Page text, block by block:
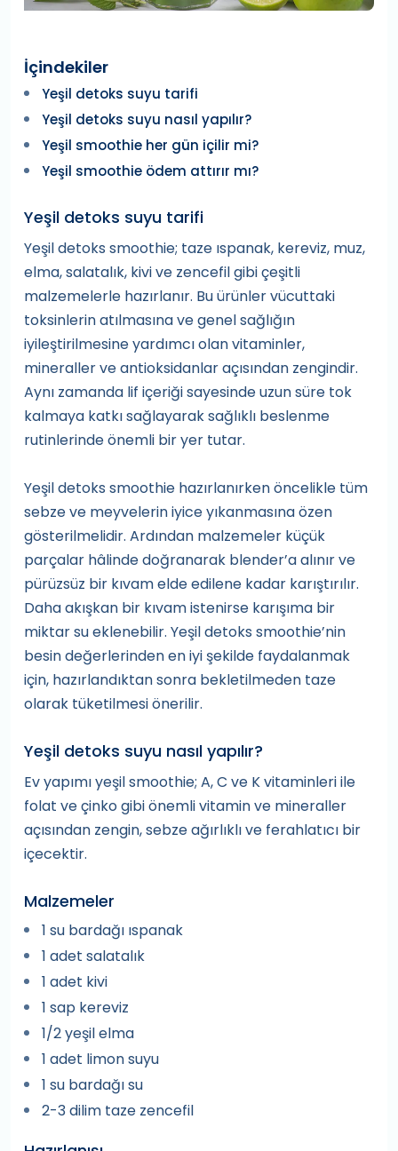
İçindekiler
Yeşil detoks suyu tarifi
Yeşil detoks suyu nasıl yapılır?
Yeşil smoothie her gün içilir mi?
Yeşil smoothie ödem attırır mı?
Yeşil detoks suyu tarifi
Yeşil detoks smoothie; taze ıspanak, kereviz, muz,
elma, salatalık, kivi ve zencefil gibi çeşitli
malzemelerle hazırlanır. Bu ürünler vücuttaki
toksinlerin atılmasına ve genel sağlığın
iyileştirilmesine yardımcı olan vitaminler,
mineraller ve antioksidanlar açısından zengindir.
Aynı zamanda lif içeriği sayesinde uzun süre tok
kalmaya katkı sağlayarak sağlıklı beslenme
rutinlerinde önemli bir yer tutar.
Yeşil detoks smoothie hazırlanırken öncelikle tüm
sebze ve meyvelerin iyice yıkanmasına özen
gösterilmelidir. Ardından malzemeler küçük
parçalar hâlinde doğranarak blender’a alınır ve
pürüzsüz bir kıvam elde edilene kadar karıştırılır.
Daha akışkan bir kıvam istenirse karışıma bir
miktar su eklenebilir. Yeşil detoks smoothie’nin
besin değerlerinden en iyi şekilde faydalanmak
için, hazırlandıktan sonra bekletilmeden taze
olarak tüketilmesi önerilir.
Yeşil detoks suyu nasıl yapılır?
Ev yapımı yeşil smoothie; A, C ve K vitaminleri ile
folat ve çinko gibi önemli vitamin ve mineraller
açısından zengin, sebze ağırlıklı ve ferahlatıcı bir
içecektir.
Malzemeler
1 su bardağı ıspanak
1 adet salatalık
1 adet kivi
1 sap kereviz
1/2 yeşil elma
1 adet limon suyu
1 su bardağı su
2-3 dilim taze zencefil